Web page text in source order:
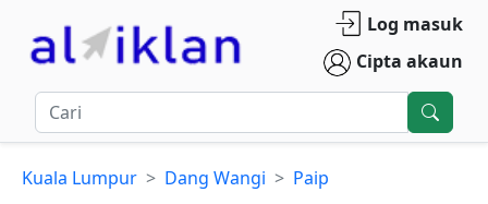
Log masuk
Cipta akaun
Kuala Lumpur Dang Wangi Paip